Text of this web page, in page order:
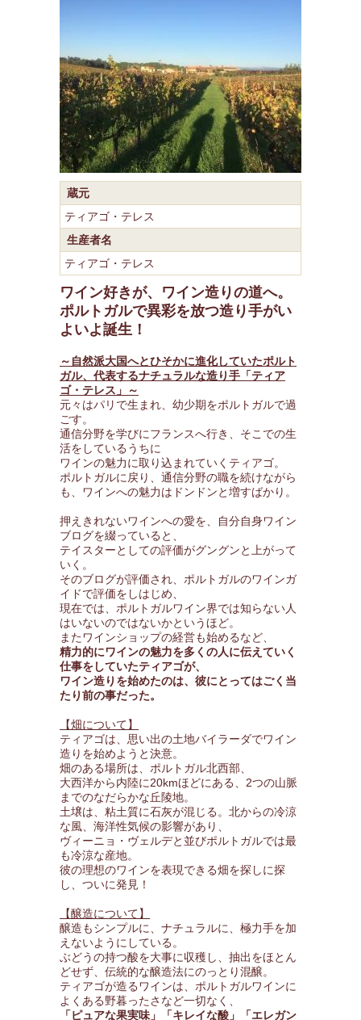
蔵元
ティアゴ・テレス
生産者名
ティアゴ・テレス
ワイン好きが、ワイン造りの道へ。
ポルトガルで異彩を放つ造り手がい
よいよ誕生！
～自然派大国へとひそかに進化していたポルト
ガル、代表するナチュラルな造り手「ティア
ゴ・テレス」～
元々はパリで生まれ、幼少期をポルトガルで過
ごす。
通信分野を学びにフランスへ行き、そこでの生
活をしているうちに
ワインの魅力に取り込まれていくティアゴ。
ポルトガルに戻り、通信分野の職を続けながら
も、ワインへの魅力はドンドンと増すばかり。
押えきれないワインへの愛を、自分自身ワイン
ブログを綴っていると、
テイスターとしての評価がグングンと上がって
いく。
そのブログが評価され、ポルトガルのワインガ
イドで評価をしはじめ、
現在では、ポルトガルワイン界では知らない人
はいないのではないかというほど。
またワインショップの経営も始めるなど、
精力的にワインの魅力を多くの人に伝えていく
仕事をしていたティアゴが、
ワイン造りを始めたのは、彼にとってはごく当
たり前の事だった。
【畑について】
ティアゴは、思い出の土地バイラーダでワイン
造りを始めようと決意。
畑のある場所は、ポルトガル北西部、
大西洋から内陸に20kmほどにある、2つの山脈
までのなだらかな丘陵地。
土壌は、粘土質に石灰が混じる。北からの冷涼
な風、海洋性気候の影響があり、
ヴィーニョ・ヴェルデと並びポルトガルでは最
も冷涼な産地。
彼の理想のワインを表現できる畑を探しに探
し、ついに発見！
【醸造について】
醸造もシンプルに、ナチュラルに、極力手を加
えないようにしている。
ぶどうの持つ酸を大事に収穫し、抽出をほとん
どせず、伝統的な醸造法にのっとり混醸。
ティアゴが造るワインは、ポルトガルワインに
よくある野暮ったさなど一切なく、
「ピュアな果実味」「キレイな酸」「エレガン